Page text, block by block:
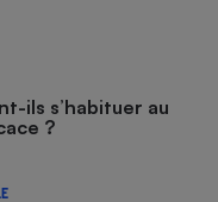
ils s’habituer au
?